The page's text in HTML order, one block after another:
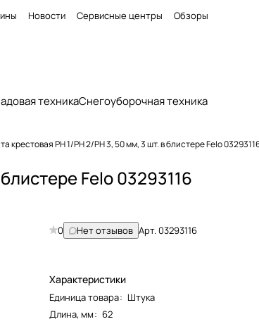
Новости Сервисные центры Обзоры
техникаСнегоуборочная техника
крестовая PH 1/PH 2/PH 3, 50 мм, 3 шт. в блистере Felo
Felo 03293116
0 Нет отзывов Арт.03293116
Характеристики
Единица товара: Штука
Длина, мм: 62